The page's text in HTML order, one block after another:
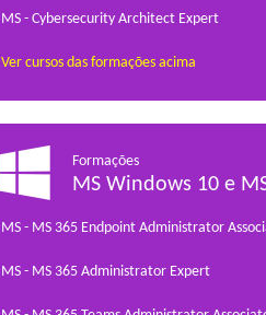
MS - Cybersecurity Architect Expert
Ver cursos das formações acima
Formações
MS Windows 10 e
MS - MS 365 Endpoint Administrator
MS - MS 365 Administrator Expert